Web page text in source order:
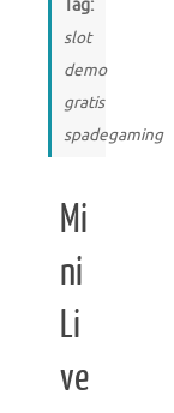
Tag:
slot
demo
gratis
spadegaming
Mi
ni
Li
ve